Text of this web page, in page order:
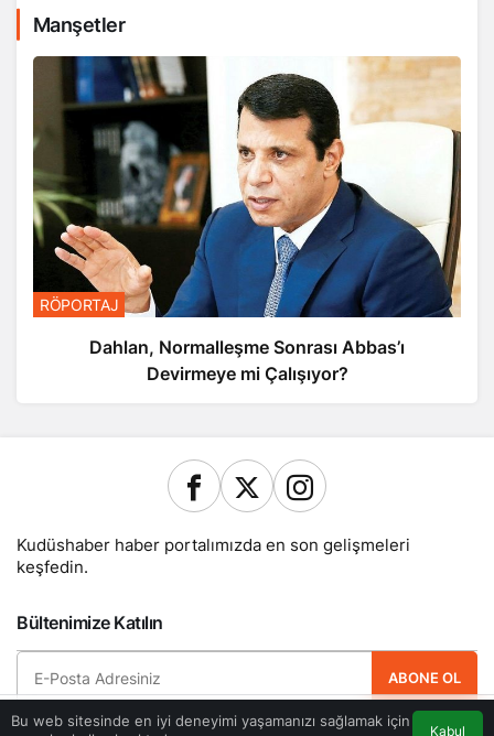
Manşetler
RÖPORTAJ
Dahlan, Normalleşme Sonrası Abbas’ı
Devirmeye mi Çalışıyor?
Bu web sitesinde en iyi deneyimi yaşamanızı sağlamak için
Kabul
Kudüshaber haber portalımızda en son gelişmeleri
keşfedin.
Bültenimize Katılın
ABONE OL
Hemen ücretsiz üye olun ve yeni güncellemelerden haberdar olan ilk kişi